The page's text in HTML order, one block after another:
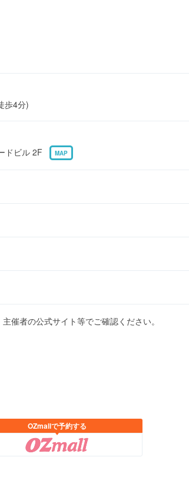
歩4分)
ドビル 2F
MAP
催者の公式サイト等でご確認ください。
OZmallで予約する